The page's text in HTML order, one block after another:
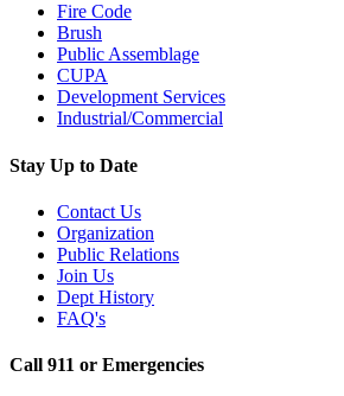
Fire Code
Brush
Public Assemblage
CUPA
Development Services
Industrial/Commercial
Stay Up to Date
Contact Us
Organization
Public Relations
Join Us
Dept History
FAQ's
Call 911 or Emergencies